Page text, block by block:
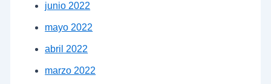
junio 2022
mayo 2022
abril 2022
marzo 2022